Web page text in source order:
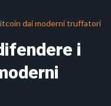
dai moderni truffatori
i